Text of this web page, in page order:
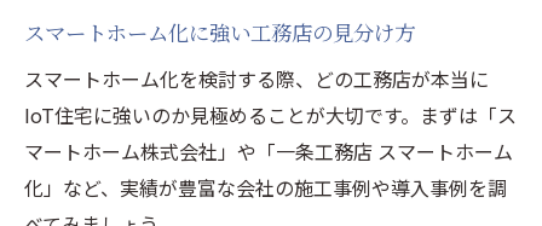
スマートホーム化に強い工務店の見分け方
スマートホーム化を検討する際、どの工務店が本当に
IoT住宅に強いのか見極めることが大切です。まずは「ス
マートホーム株式会社」や「一条工務店 スマートホーム
化」など、実績が豊富な会社の施工事例や導入事例を調